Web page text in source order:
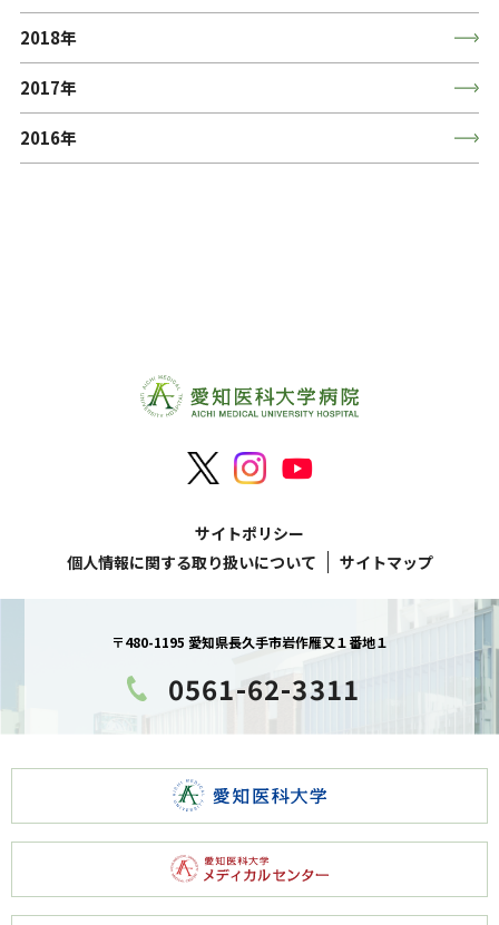
2018年
2017年
2016年
サイトポリシー
個人情報に関する取り扱いについて
サイトマップ
〒480-1195 愛知県長久手市岩作雁又１番地１
0561-62-3311